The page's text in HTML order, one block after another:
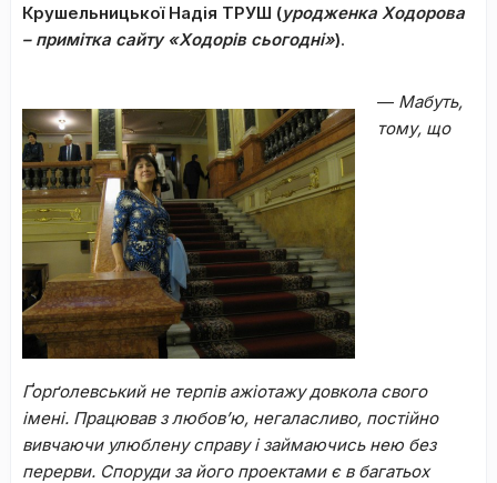
Крушельницької Надія ТРУШ (уродженка Ходорова
– примітка сайту «Ходорів сьогодні»).
— Мабуть,
тому, що
Ґорґолевський не терпів ажіотажу довкола свого
імені. Працював з любов’ю, негаласливо, постійно
вивчаючи улюблену справу і займаючись нею без
перерви. Споруди за його проектами є в багатьох